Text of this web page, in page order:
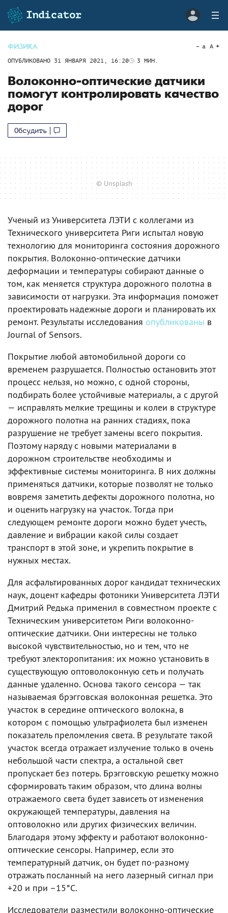
ФИЗИКА
ОПУБЛИКОВАНО 31 ЯНВАРЯ 2021, 16:20 3 МИН.
a A
Волоконно-оптические датчики
помогут контролировать качество
дорог
Обсудить
© Unsplash
Ученый из Университета ЛЭТИ с коллегами из
Технического университета Риги испытал новую
технологию для мониторинга состояния дорожного
покрытия. Волоконно-оптические датчики
деформации и температуры собирают данные о
том, как меняется структура дорожного полотна в
зависимости от нагрузки. Эта информация поможет
проектировать надежные дороги и планировать их
ремонт. Результаты исследования опубликованы в
Journal of Sensors.
Покрытие любой автомобильной дороги со
временем разрушается. Полностью остановить этот
процесс нельзя, но можно, с одной стороны,
подбирать более устойчивые материалы, а с другой
— исправлять мелкие трещины и колеи в структуре
дорожного полотна на ранних стадиях, пока
разрушение не требует замены всего покрытия.
Поэтому наряду с новыми материалами в
дорожном строительстве необходимы и
эффективные системы мониторинга. В них должны
применяться датчики, которые позволят не только
вовремя заметить дефекты дорожного полотна, но
и оценить нагрузку на участок. Тогда при
следующем ремонте дороги можно будет учесть,
давление и вибрации какой силы создает
транспорт в этой зоне, и укрепить покрытие в
нужных местах.
Для асфальтированных дорог кандидат технических
наук, доцент кафедры фотоники Университета ЛЭТИ
Дмитрий Редька применил в совместном проекте с
Техническим университетом Риги волоконно-
оптические датчики. Они интересны не только
высокой чувствительностью, но и тем, что не
требуют электоропитания: их можно установить в
существующую оптоволоконную сеть и получать
данные удаленно. Основа такого сенсора — так
называемая брэгговская волоконная решетка. Это
участок в середине оптического волокна, в
котором с помощью ультрафиолета был изменен
показатель преломления света. В результате такой
участок всегда отражает излучение только в очень
небольшой части спектра, а остальной свет
пропускает без потерь. Брэгговскую решетку можно
сформировать таким образом, что длина волны
отражаемого света будет зависеть от изменения
окружающей температуры, давления на
оптоволокно или других физических величин.
Благодаря этому эффекту и работают волоконно-
оптические сенсоры. Например, если это
температурный датчик, он будет по-разному
отражать посланный на него лазерный сигнал при
+20 и при –15°C.
Исследователи разместили волоконно-оптические